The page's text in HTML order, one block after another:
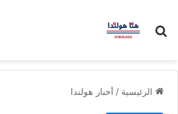
بحث عن
الرئيسية / أخبار هولندا